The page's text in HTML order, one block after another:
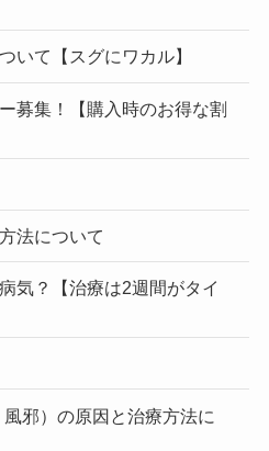
いて【スグにワカル】
募集！【購入時のお得な割
法について
気？【治療は2週間がタイ
邪）の原因と治療方法に